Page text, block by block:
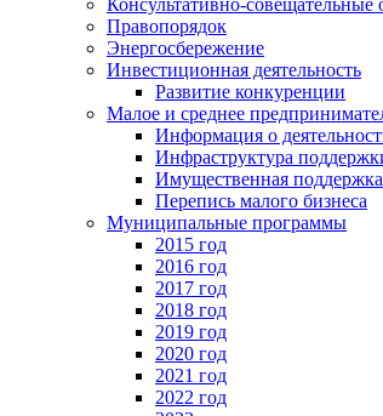
Правопорядок
Энергосбережение
Инвестиционная деятельность
Развитие конкуренции
Малое и среднее
Информация о
Инфраструктура
Имущественная
Перепись малого бизнеса
Муниципальные программы
2015 год
2016 год
2017 год
2018 год
2019 год
2020 год
2021 год
2022 год